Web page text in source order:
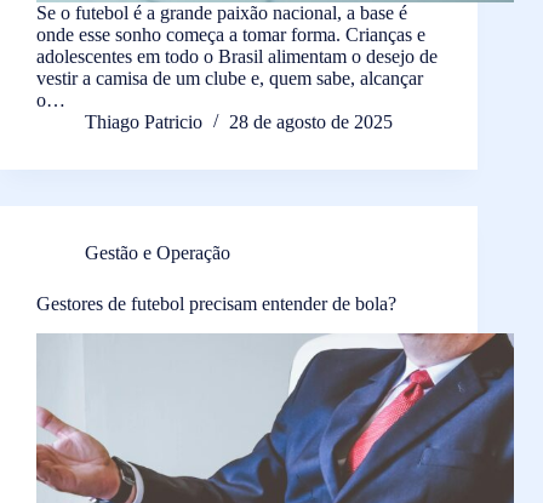
Se o futebol é a grande paixão nacional, a base é
onde esse sonho começa a tomar forma. Crianças e
adolescentes em todo o Brasil alimentam o desejo de
vestir a camisa de um clube e, quem sabe, alcançar
o…
Thiago Patricio
28 de agosto de 2025
Gestão e Operação
Gestores de futebol precisam entender de bola?